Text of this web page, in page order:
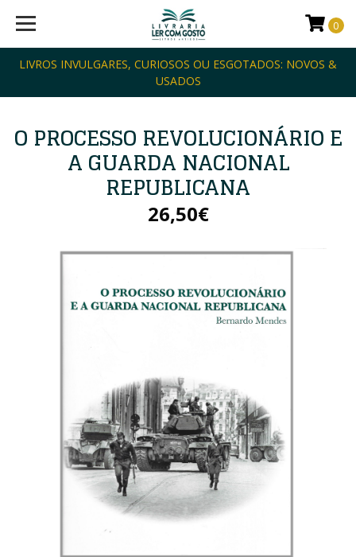
LIVROS INVULGARES, CURIOSOS OU ESGOTADOS: NOVOS &
USADOS
0
O PROCESSO REVOLUCIONÁRIO E
A GUARDA NACIONAL
REPUBLICANA
26,50€